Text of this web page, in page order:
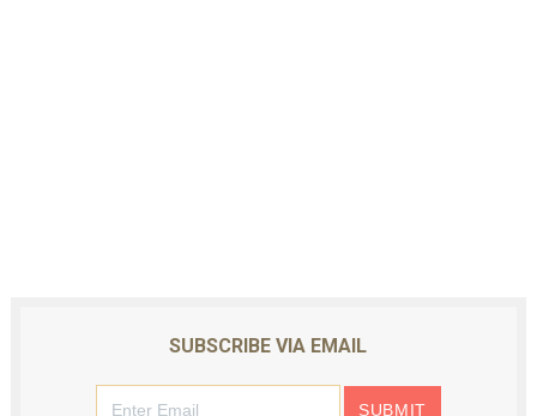
SUBSCRIBE VIA EMAIL